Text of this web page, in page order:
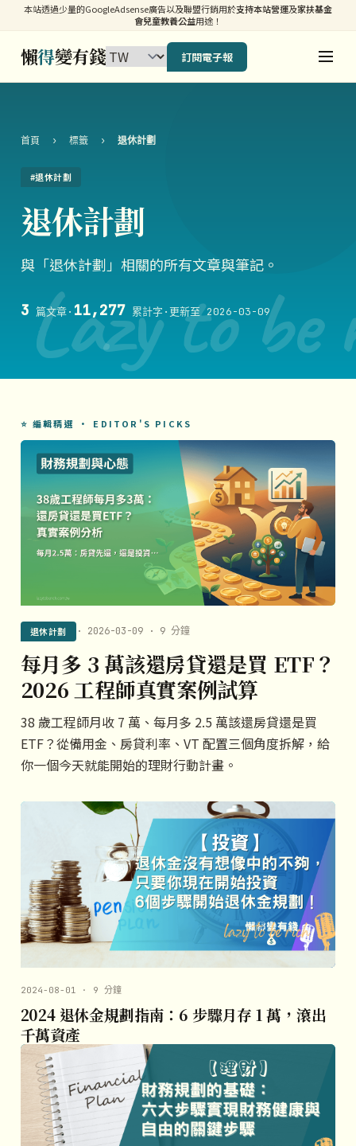
本站透過少量的GoogleAdsense廣告以及聯盟行銷用於支持本站營運及家扶基金
會兒童教養公益用途！
懶得變有錢 訂閱電子報
Lazy to be
首頁 › 標籤 › 退休計劃
#退休計劃
退休計劃
與「退休計劃」相關的所有文章與筆記。
3 篇文章· 11,277 累計字 ·更新至 2026-03-09
⭐ 編輯精選 · EDITOR'S PICKS
退休計劃 · 2026-03-09 · 9 分鐘
每月多 3 萬該還房貸還是買 ETF？
2026 工程師真實案例試算
38 歲工程師月收 7 萬、每月多 2.5 萬該還房貸還是買
ETF？從備用金、房貸利率、VT 配置三個角度拆解，給
你一個今天就能開始的理財行動計畫。
2024-08-01 · 9 分鐘
2024 退休金規劃指南：6 步驟月存 1 萬，滾出
千萬資產